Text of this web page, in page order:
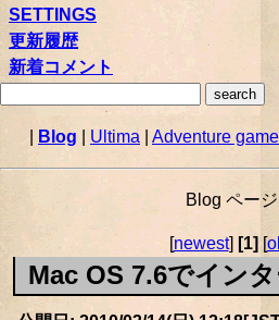
SETTINGS
更新履歴
新着コメント
Blog Ultima Adventure
Blog ペー
[newest] [1] [
Mac OS 7.6でイン